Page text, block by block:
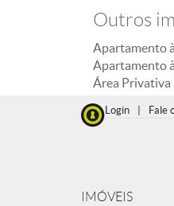
Outros
Apartamento
Apartamento
Área Privativa
Login Fale
IMÓVEIS